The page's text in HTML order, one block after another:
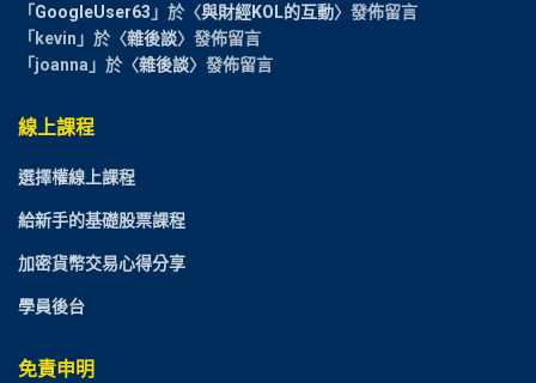
「 GoogleUser63 」於〈與財經KOL的互動〉發佈留言
「 kevin 」於〈雜後談〉發佈留言
「 joanna 」於〈雜後談〉發佈留言
線上課程
選擇權線上課程
給新手的基礎股票課程
加密貨幣交易心得分享
學員後台
免責申明